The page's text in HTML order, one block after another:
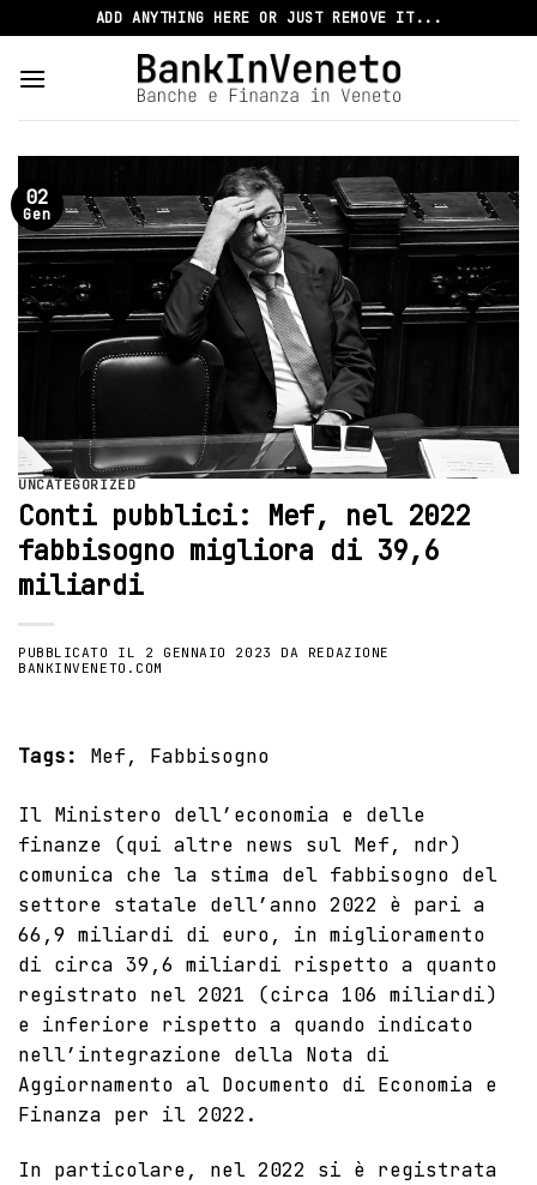
to
content
ADD ANYTHING HERE OR JUST REMOVE IT...
02
Gen
UNCATEGORIZED
Conti pubblici: Mef, nel 2022
fabbisogno migliora di 39,6
miliardi
PUBBLICATO IL 2 GENNAIO 2023 DA REDAZIONE
BANKINVENETO.COM
Tags: Mef, Fabbisogno
Il Ministero dell’economia e delle
finanze (qui altre news sul Mef, ndr)
comunica che la stima del fabbisogno del
settore statale dell’anno 2022 è pari a
66,9 miliardi di euro, in miglioramento
di circa 39,6 miliardi rispetto a quanto
registrato nel 2021 (circa 106 miliardi)
e inferiore rispetto a quando indicato
nell’integrazione della Nota di
Aggiornamento al Documento di Economia e
Finanza per il 2022.
In particolare, nel 2022 si è registrata